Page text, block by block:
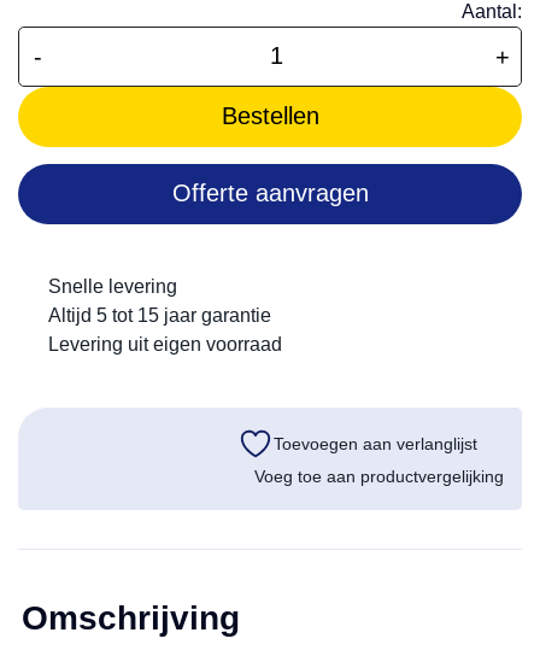
Aantal:
- +
Bestellen
Offerte aanvragen
Snelle levering
Altijd 5 tot 15 jaar garantie
Levering uit eigen voorraad
Toevoegen aan verlanglijst
Voeg toe aan productvergelijking
Omschrijving